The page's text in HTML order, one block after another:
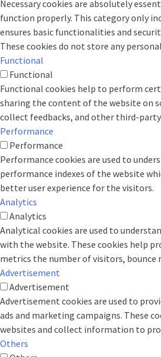
Necessary cookies are absolutely
function properly. This category only
ensures basic functionalities and
These cookies do not store any
Functional
Functional
Functional cookies help to perform
sharing the content of the website on
collect feedbacks, and other third-
Performance
Performance
Performance cookies are used to
performance indexes of the website
better user experience for the visitors.
Analytics
Analytics
Analytical cookies are used to
with the website. These cookies help
metrics the number of visitors, bounce
Advertisement
Advertisement
Advertisement cookies are used to
ads and marketing campaigns. These
websites and collect information to
Others